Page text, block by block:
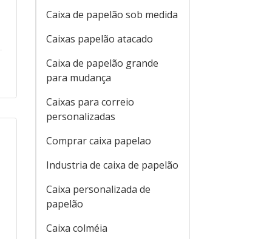
Caixa de papelão sob medida
Caixas papelão atacado
Caixa de papelão grande
para mudança
Caixas para correio
personalizadas
Comprar caixa papelao
Industria de caixa de papelão
Caixa personalizada de
papelão
Caixa colméia